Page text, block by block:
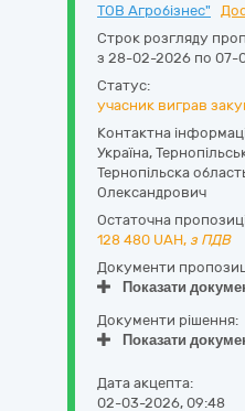
ТОВ Агробізнес"
Строк розгляду
з 28-02-2026 по 07-
Статус:
учасник виграв
Контактна
Україна,
Тернопільска
Олександрович
Остаточна
128 480 UAH, з ПДВ
Документи
Показати
Документи рішення:
Показати
Дата акцепта:
02-03-2026, 09:48